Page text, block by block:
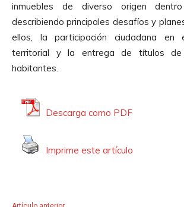
inmuebles de diverso origen
describiendo principales desafíos y
ellos, la participación ciudadana en
territorial y la entrega de títulos
habitantes.
Descarga como PDF
Imprime este artículo